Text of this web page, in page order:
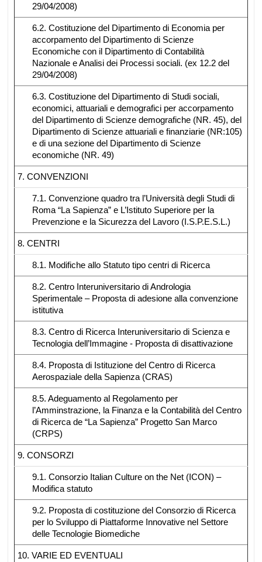
29/04/2008)
6.2. Costituzione del Dipartimento di Economia per
accorpamento del Dipartimento di Scienze
Economiche con il Dipartimento di Contabilità
Nazionale e Analisi dei Processi sociali. (ex 12.2 del
29/04/2008)
6.3. Costituzione del Dipartimento di Studi sociali,
economici, attuariali e demografici per accorpamento
del Dipartimento di Scienze demografiche (NR. 45), del
Dipartimento di Scienze attuariali e finanziarie (NR:105)
e di una sezione del Dipartimento di Scienze
economiche (NR. 49)
7. CONVENZIONI
7.1. Convenzione quadro tra l’Università degli Studi di
Roma “La Sapienza” e L’Istituto Superiore per la
Prevenzione e la Sicurezza del Lavoro (I.S.P.E.S.L.)
8. CENTRI
8.1. Modifiche allo Statuto tipo centri di Ricerca
8.2. Centro Interuniversitario di Andrologia
Sperimentale – Proposta di adesione alla convenzione
istitutiva
8.3. Centro di Ricerca Interuniversitario di Scienza e
Tecnologia dell’Immagine - Proposta di disattivazione
8.4. Proposta di Istituzione del Centro di Ricerca
Aerospaziale della Sapienza (CRAS)
8.5. Adeguamento al Regolamento per
l’Amminstrazione, la Finanza e la Contabilità del Centro
di Ricerca de “La Sapienza” Progetto San Marco
(CRPS)
9. CONSORZI
9.1. Consorzio Italian Culture on the Net (ICON) –
Modifica statuto
9.2. Proposta di costituzione del Consorzio di Ricerca
per lo Sviluppo di Piattaforme Innovative nel Settore
delle Tecnologie Biomediche
10. VARIE ED EVENTUALI